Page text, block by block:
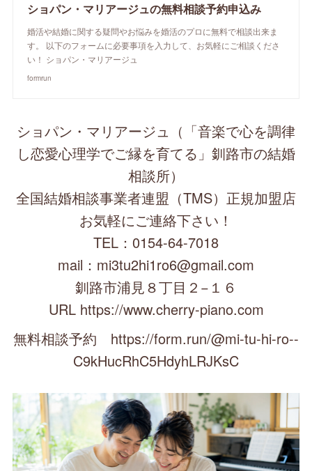
ショパン・マリアージュの無料相談予約申込み
婚活や結婚に関する疑問やお悩みを婚活のプロに無料で相談出来ま
す。 以下のフォームに必要事項を入力して、お気軽にご相談くださ
い！ ショパン・マリアージュ
formrun
ショパン・マリアージュ（「音楽で心を調律
し恋愛心理学でご縁を育てる」釧路市の結婚
相談所）
全国結婚相談事業者連盟（TMS）正規加盟店
お気軽にご連絡下さい！
TEL：0154-64-7018
mail：mi3tu2hi1ro6@gmail.com
釧路市浦見８丁目２−１６
URL https://www.cherry-piano.com
無料相談予約 https://form.run/@mi-tu-hi-ro--
C9kHucRhC5HdyhLRJKsC